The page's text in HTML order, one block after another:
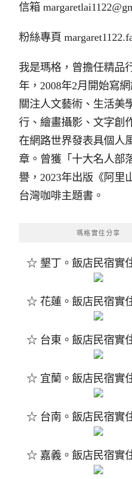
信箱
粉絲專頁
我是瑪格，曾擔任精品
年，2008年2月開始寫
關注人文藝術、生活美
行、繪畫攝影、文字創
在網路世界發表具個人
章。曾獲「十大名人部
譽，2023年出版《阿里
台灣咖啡主題書。
瑪格實住分享
☆ 墾丁。飯店民宿實
☆ 花蓮。飯店民宿實
☆ 台東。飯店民宿實
☆ 宜蘭。飯店民宿實
☆ 台南。飯店民宿實
☆ 嘉義。飯店民宿實